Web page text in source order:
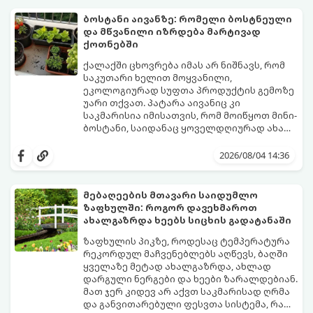
ბოსტანი აივანზე: რომელი ბოსტნეული
და მწვანილი იზრდება მარტივად
ქოთნებში
ქალაქში ცხოვრება იმას არ ნიშნავს, რომ
საკუთარი ხელით მოყვანილი,
ეკოლოგიურად სუფთა პროდუქტის გემოზე
უარი თქვათ. პატარა აივანიც კი
საკმარისია იმისათვის, რომ მოიწყოთ მინი-
ბოსტანი, საიდანაც ყოველდღიურად ახალ,
სასიამოვნო და ესთეტიკური ჰობია.
კარგად და როგორ მოუაროთ მათ სწორად.
2026/08/04 14:36
მებაღეების მთავარი საიდუმლო
ზაფხულში: როგორ დავეხმაროთ
ახალგაზრდა ხეებს სიცხის გადატანაში
ზაფხულის პიკზე, როდესაც ტემპერატურა
რეკორდულ მაჩვენებლებს აღწევს, ბაღში
ყველაზე მეტად ახალგაზრდა, ახლად
დარგული ნერგები და ხეები ზარალდებიან.
მათ ჯერ კიდევ არ აქვთ საკმარისად ღრმა
და განვითარებული ფესვთა სისტემა, რათა